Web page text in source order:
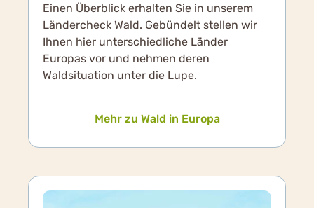
Einen Überblick erhalten Sie in unserem
Ländercheck Wald. Gebündelt stellen wir
Ihnen hier unterschiedliche Länder
Europas vor und nehmen deren
Waldsituation unter die Lupe.
Mehr zu Wald in Europa